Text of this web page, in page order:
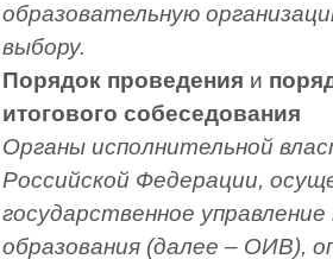
образовательную
выбору.
Порядок проведения и
итогового собеседования
Органы исполнительной
Российской Федерации,
государственное
образования (далее – ОИВ),